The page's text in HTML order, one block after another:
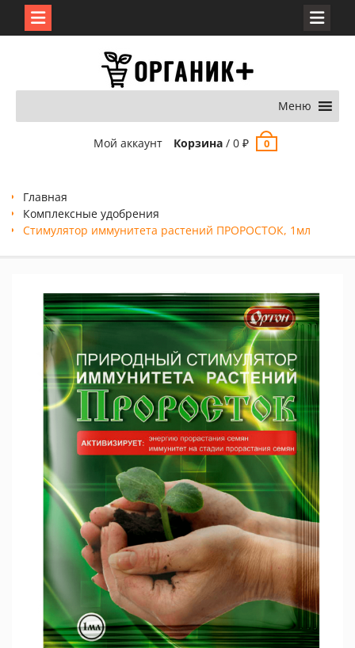
Меню
Мой аккаунт Корзина/ 0 ₽ 0
Главная
Комплексные удобрения
Стимулятор иммунитета растений ПРОРОСТОК, 1мл